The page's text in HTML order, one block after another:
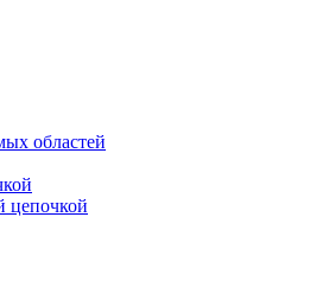
областей
цепочкой